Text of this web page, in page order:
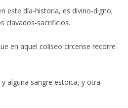
este día-historia, es divino-digno;
clavados-sacrificios.
en aquel coliseo circense recorre
alguna sangre estoica, y otra